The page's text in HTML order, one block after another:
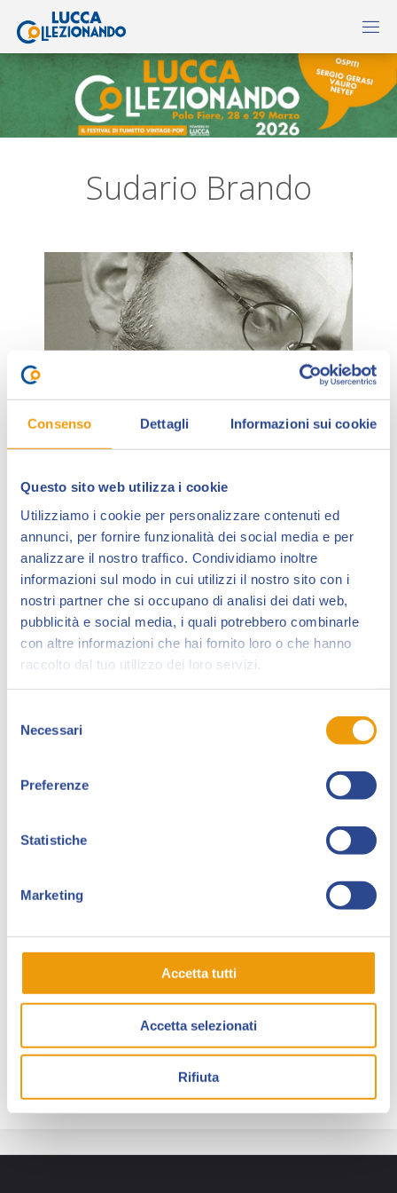
Consenso Dettagli Informazioni sui cookie
Questo sito web utilizza i cookie
Utilizziamo i cookie per personalizzare contenuti ed
annunci, per fornire funzionalità dei social media e per
analizzare il nostro traffico. Condividiamo inoltre
informazioni sul modo in cui utilizzi il nostro sito con i
nostri partner che si occupano di analisi dei dati web,
pubblicità e social media, i quali potrebbero combinarle
con altre informazioni che hai fornito loro o che hanno
raccolto dal tuo utilizzo dei loro servizi.
delNecessari
Preferenze
Statistiche
Marketing
Accetta tutti
Accetta selezionati
Rifiuta
Sudario Brando
Sudario Brando è un disegnatore professionista che
esordisce nel 2014 per l’editore Play-Seven,
disegnando “Crom il Segreto dell’Acciaio” e la biografia
a fumetti del calciatore Fabrizio Ravanelli.
Maggiori. Nel 2016 disegna un episodio all’interno del
secondo volume di “Robotics”, per Shockdom . Nel
illustrato sull’opera a fumetti on-line di Sudario, dal
Esordisce come autore completo con la rivista
“FGIUS!” (edizioni Vitercomix), nell’ottobre 2018. Nel
quotidiano “Il Manifesto” e dal 2020 collabora con
l’inserto del Corriere della Sera “La Lettura”,
realizzando storie brevi su testi di Giuseppe Pollicelli.
Sudario Brando è ospite di Lucca Collezionando 2022
in collaborazione con Biblioteca delle Nuvole.